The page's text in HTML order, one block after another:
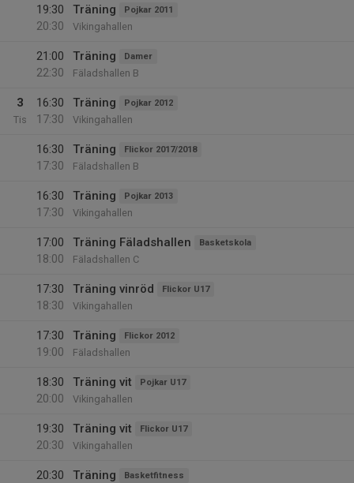
19:30
20:30
Träning Pojkar 2011
Vikingahallen
21:00
22:30
Träning Damer
Fäladshallen B
3
Tis
16:30
17:30
Träning Pojkar 2012
Vikingahallen
16:30
17:30
Träning Flickor 2017/2018
Fäladshallen B
16:30
17:30
Träning Pojkar 2013
Vikingahallen
17:00
18:00
Träning Fäladshallen Basketskola
Fäladshallen C
17:30
18:30
Träning vinröd Flickor U17
Vikingahallen
17:30
19:00
Träning Flickor 2012
Fäladshallen
18:30
20:00
Träning vit Pojkar U17
Vikingahallen
19:30
20:30
Träning vit Flickor U17
Vikingahallen
20:30
Träning Basketfitness